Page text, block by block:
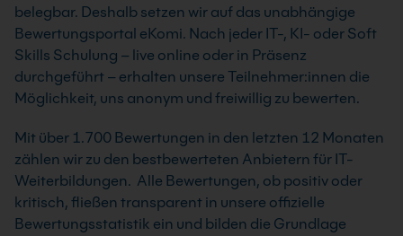
belegbar. Deshalb setzen wir auf das unabhängige
Bewertungsportal eKomi. Nach jeder IT-, KI- oder Soft
Skills Schulung – live online oder in Präsenz
durchgeführt – erhalten unsere Teilnehmer:innen die
Möglichkeit, uns anonym und freiwillig zu bewerten.
Mit über 1.700 Bewertungen in den letzten 12 Monaten
zählen wir zu den bestbewerteten Anbietern für IT-
Weiterbildungen. Alle Bewertungen, ob positiv oder
kritisch, fließen transparent in unsere offizielle
Bewertungsstatistik ein und bilden die Grundlage